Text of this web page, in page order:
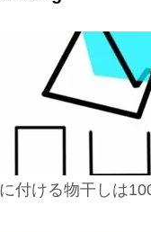
付ける物干しは